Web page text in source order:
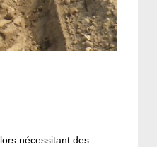
nécessitant des